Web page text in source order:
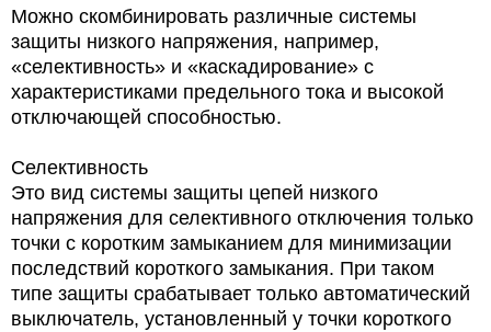
Можно скомбинировать различные системы
защиты низкого напряжения, например,
«селективность» и «каскадирование» с
характеристиками предельного тока и высокой
отключающей способностью.
Селективность
Это вид системы защиты цепей низкого
напряжения для селективного отключения только
точки с коротким замыканием для минимизации
последствий короткого замыкания. При таком
типе защиты срабатывает только автоматический
выключатель, установленный у точки короткого